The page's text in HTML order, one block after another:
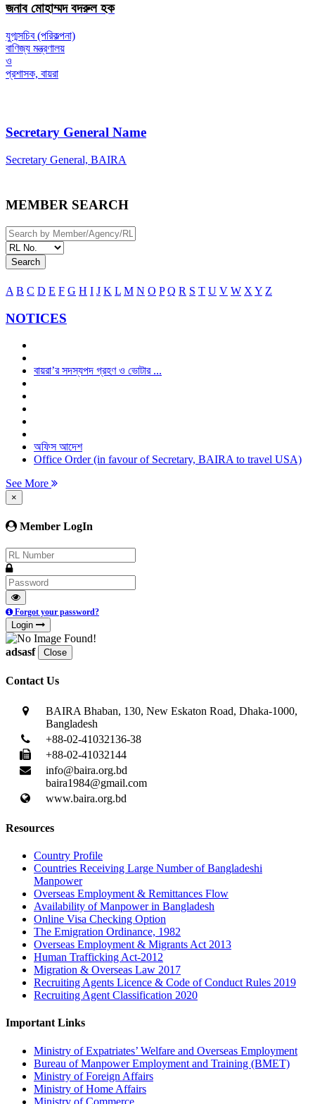
জনাব মোহাম্মদ বদরুল হক
যুগ্মসচিব (পরিকল্পনা)
বাণিজ্য মন্ত্রণালয়
ও
প্রশাসক, বায়রা
Secretary General Name
Secretary General, BAIRA
MEMBER SEARCH
Search
A B C D E F G H I J K L M N O P Q R S T U V W X Y Z
NOTICES
বায়রা’র সদস্যপদ গ্রহণ ও ভোটার ...
অফিস আদেশ
Office Order (in favour of Secretary, BAIRA to travel USA)
See More
×
Member LogIn
Forgot your password?
Login
adsasf Close
Contact Us
BAIRA Bhaban, 130, New Eskaton Road, Dhaka-1000,
Bangladesh
+88-02-41032136-38
+88-02-41032144
info@baira.org.bd
baira1984@gmail.com
www.baira.org.bd
Resources
Country Profile
Countries Receiving Large Number of Bangladeshi
Manpower
Overseas Employment & Remittances Flow
Availability of Manpower in Bangladesh
Online Visa Checking Option
The Emigration Ordinance, 1982
Overseas Employment & Migrants Act 2013
Human Trafficking Act-2012
Migration & Overseas Law 2017
Recruiting Agents Licence & Code of Conduct Rules 2019
Recruiting Agent Classification 2020
Important Links
Ministry of Expatriates’ Welfare and Overseas Employment
Bureau of Manpower Employment and Training (BMET)
Ministry of Foreign Affairs
Ministry of Home Affairs
Ministry of Commerce